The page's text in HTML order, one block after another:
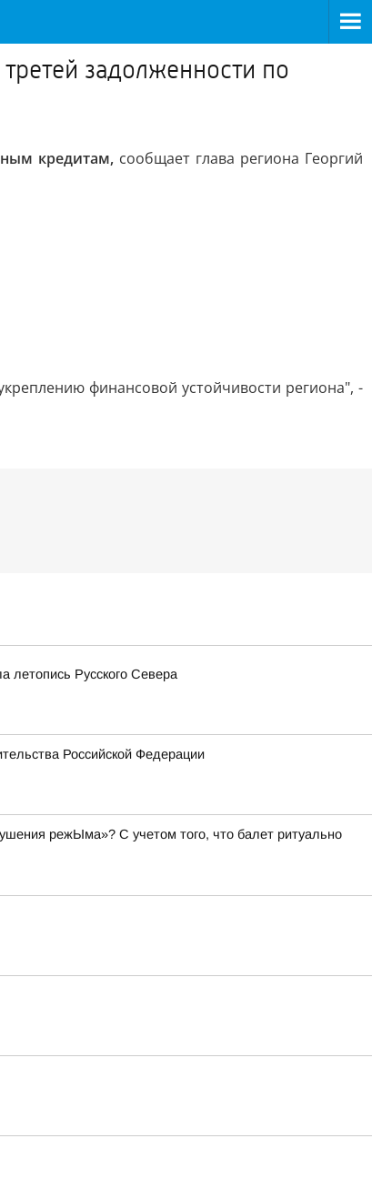
задолженности по
кредитам, сообщает глава региона Георгий
финансовой устойчивости региона", -
летопись Русского Севера
Российской Федерации
режЫма»? С учетом того, что балет ритуально